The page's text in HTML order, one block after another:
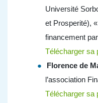
Université
et Prosperité),
financement
Télécharger sa
Florence de
l’association
Télécharger sa